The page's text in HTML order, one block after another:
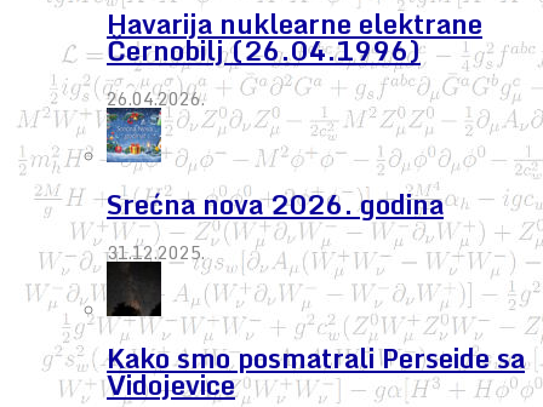
Havarija nuklearne elektrane
Černobilj (26.04.1996)
26.04.2026.
Srećna nova 2026. godina
31.12.2025.
Kako smo posmatrali Perseide sa
Vidojevice